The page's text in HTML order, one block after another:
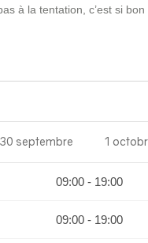
à la tentation, c’est si bon
septembre 1
09:00 - 19:00
09:00 - 19:00